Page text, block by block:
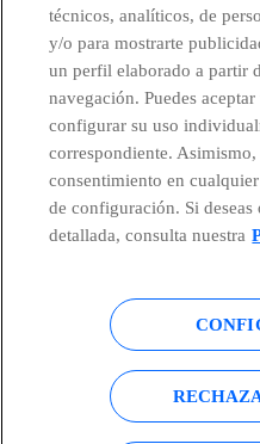
Telefónica en redes sociales
Canal de Denuncias
Centro Global Transparencia
Política de cookies
Accesibilidad
técnicos, analíticos, de
y/o para mostrarte
un perfil elaborado a partir
navegación. Puedes
configurar su uso
correspondiente.
consentimiento en
de configuración. Si
detallada, consulta nuestra